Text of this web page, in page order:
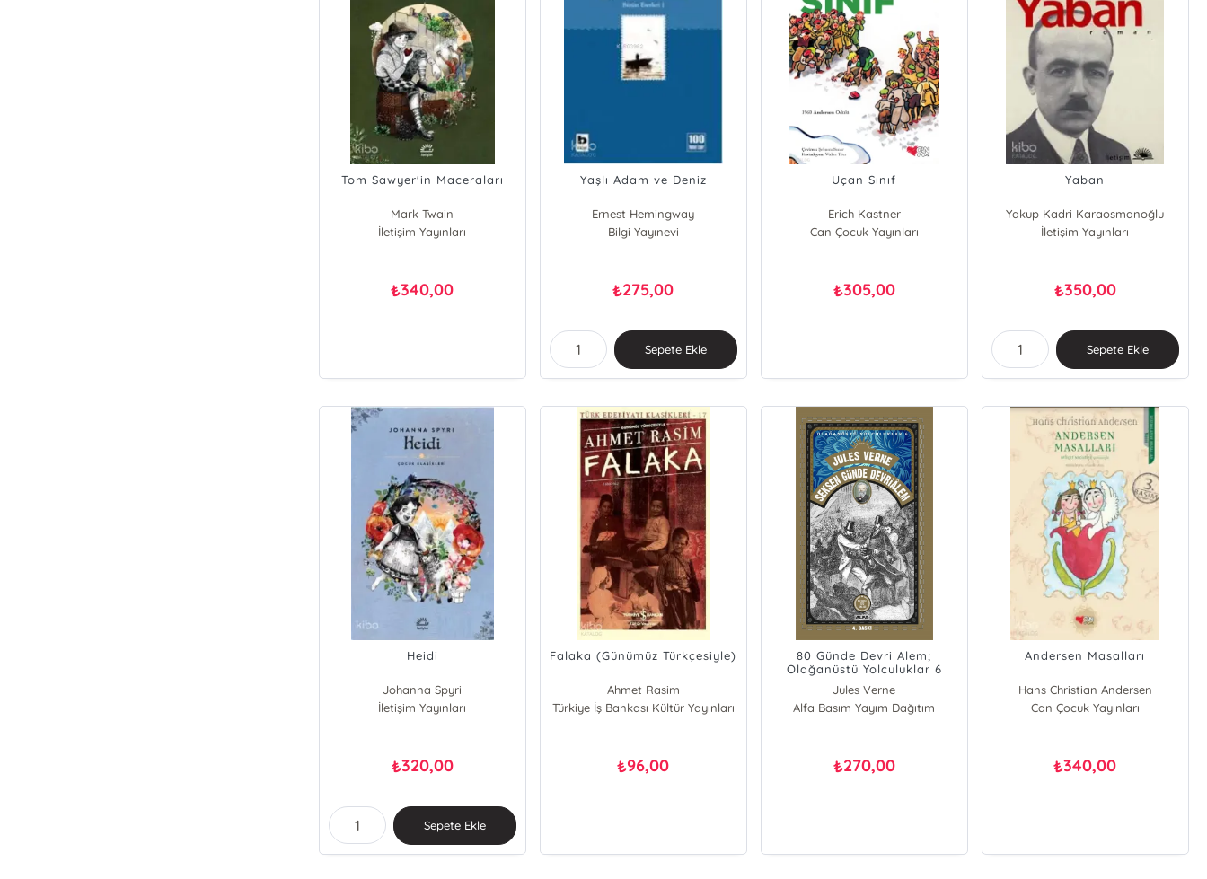
Tom Sawyer'in Maceraları
Mark Twain
İletişim Yayınları
₺340,00
Yaşlı Adam ve Deniz
Ernest Hemingway
Bilgi Yayınevi
₺275,00
Sepete Ekle
Uçan Sınıf
Erich Kastner
Can Çocuk Yayınları
₺305,00
Yaban
Yakup Kadri Karaosmanoğlu
İletişim Yayınları
₺350,00
Sepete Ekle
Heidi
Johanna Spyri
İletişim Yayınları
₺320,00
Sepete Ekle
Falaka (Günümüz Türkçesiyle)
Ahmet Rasim
Türkiye İş Bankası Kültür Yayınları
₺96,00
80 Günde Devri Alem;
Olağanüstü Yolculuklar 6
Jules Verne
Alfa Basım Yayım Dağıtım
₺270,00
Andersen Masalları
Hans Christian Andersen
Can Çocuk Yayınları
₺340,00